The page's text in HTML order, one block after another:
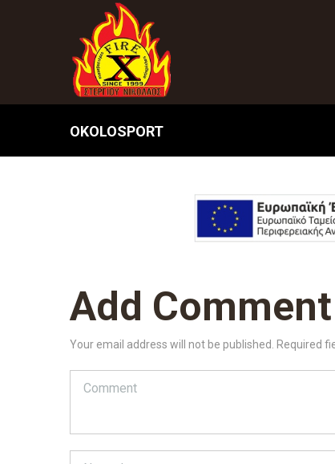
OKOLOSPORT
Add Comment
Your email address will not be published. Required